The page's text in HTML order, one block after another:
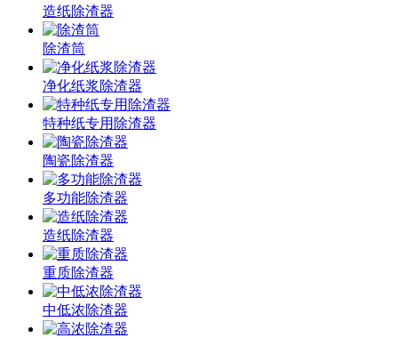
造纸除渣器
除渣筒
净化纸浆除渣器
特种纸专用除渣器
陶瓷除渣器
多功能除渣器
造纸除渣器
重质除渣器
中低浓除渣器